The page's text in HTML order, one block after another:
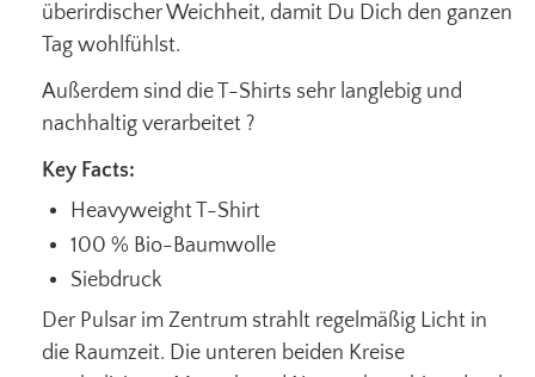
überirdischer Weichheit, damit Du Dich den ganzen
Tag wohlfühlst.
Außerdem sind die T-Shirts sehr langlebig und
nachhaltig verarbeitet ?
Key Facts:
Heavyweight T-Shirt
100 % Bio-Baumwolle
Siebdruck
Der Pulsar im Zentrum strahlt regelmäßig Licht in
die Raumzeit. Die unteren beiden Kreise